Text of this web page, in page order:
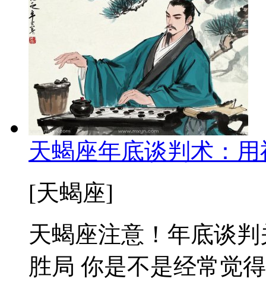
天蝎座年底谈判术：
[天蝎座]
天蝎座注意！年底谈
胜局 你是不是经常觉